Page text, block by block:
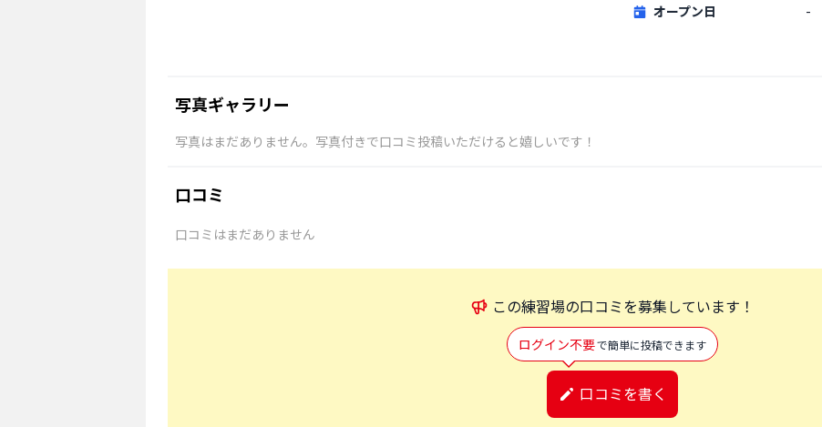
オープン日
-
写真ギャラリー
写真はまだありません。写真付きで口コミ投稿いただけると嬉しいです！
口コミ
口コミはまだありません
この練習場の口コミを募集しています！
ログイン不要で簡単に投稿できます
口コミを書く